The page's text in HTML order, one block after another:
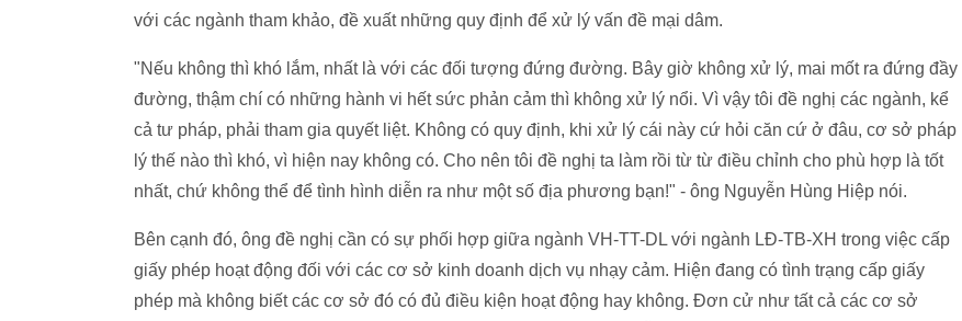
với các ngành tham khảo, đề xuất những quy định để xử lý vấn đề mại dâm.
"Nếu không thì khó lắm, nhất là với các đối tượng đứng đường. Bây giờ không xử lý, mai mốt ra đứng đầy
đường, thậm chí có những hành vi hết sức phản cảm thì không xử lý nổi. Vì vậy tôi đề nghị các ngành, kể
cả tư pháp, phải tham gia quyết liệt. Không có quy định, khi xử lý cái này cứ hỏi căn cứ ở đâu, cơ sở pháp
lý thế nào thì khó, vì hiện nay không có. Cho nên tôi đề nghị ta làm rồi từ từ điều chỉnh cho phù hợp là tốt
nhất, chứ không thể để tình hình diễn ra như một số địa phương bạn!" - ông Nguyễn Hùng Hiệp nói.
Bên cạnh đó, ông đề nghị cần có sự phối hợp giữa ngành VH-TT-DL với ngành LĐ-TB-XH trong việc cấp
giấy phép hoạt động đối với các cơ sở kinh doanh dịch vụ nhạy cảm. Hiện đang có tình trạng cấp giấy
phép mà không biết các cơ sở đó có đủ điều kiện hoạt động hay không. Đơn cử như tất cả các cơ sở